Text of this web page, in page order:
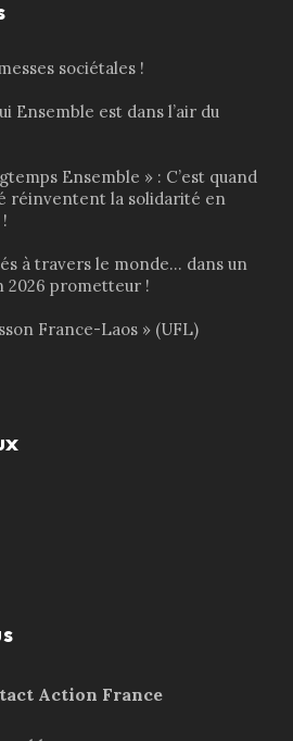
sociétales !
Ensemble est dans l’air du
Ensemble » : C’est quand
réinventent la solidarité en
à travers le monde… dans un
2026 prometteur !
France-Laos » (UFL)
Action France